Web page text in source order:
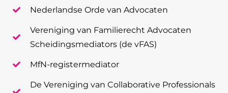
Nederlandse Orde van Advocaten
Vereniging van Familierecht Advocaten
Scheidingsmediators (de vFAS)
MfN-registermediator
De Vereniging van Collaborative Professionals